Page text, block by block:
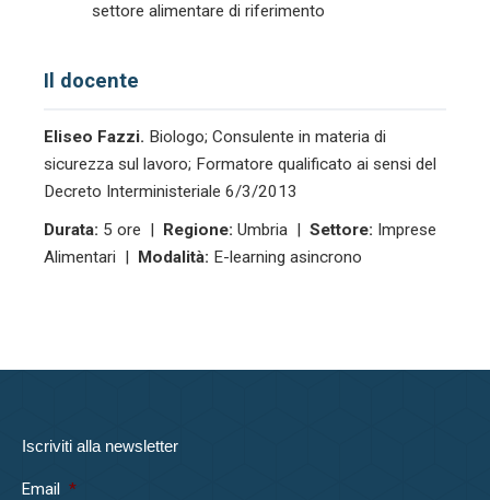
settore alimentare di riferimento
Il docente
Eliseo Fazzi. Biologo; Consulente in materia di
sicurezza sul lavoro; Formatore qualificato ai sensi del
Decreto Interministeriale 6/3/2013
Durata: 5 ore | Regione: Umbria | Settore: Imprese
Alimentari | Modalità: E-learning asincrono
Iscriviti alla newsletter
Email *